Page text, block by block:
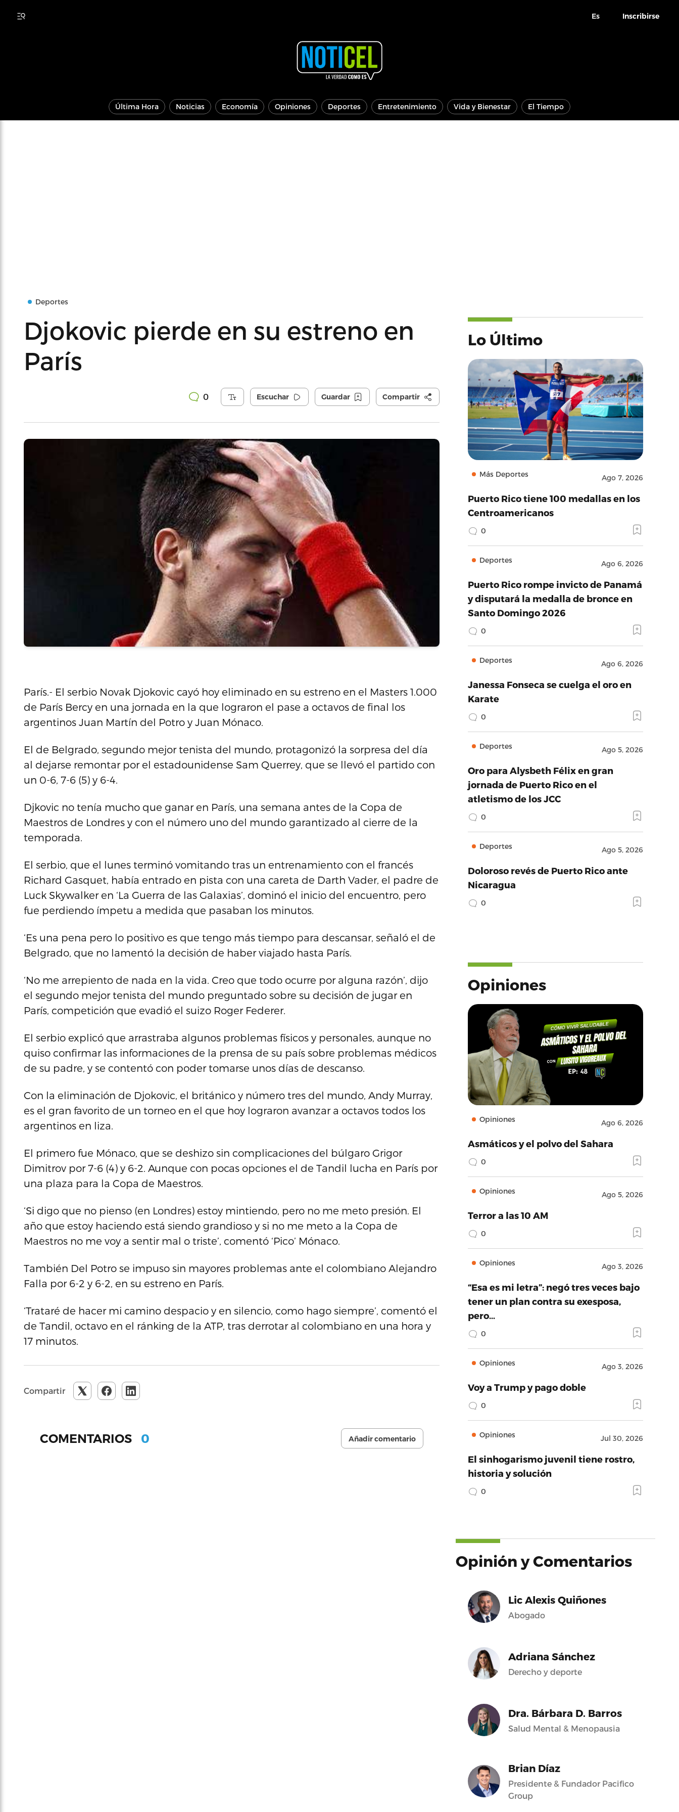
Es Inscribirse
Última Hora Noticias Economía Opiniones Deportes Entretenimiento Vida y Bienestar El Tiempo
Deportes
Djokovic pierde en su estreno en
París
0 Escuchar Guardar Compartir
París.- El serbio Novak Djokovic cayó hoy eliminado en su estreno en el Masters 1.000
de París Bercy en una jornada en la que lograron el pase a octavos de final los
argentinos Juan Martín del Potro y Juan Mónaco.
El de Belgrado, segundo mejor tenista del mundo, protagonizó la sorpresa del día
al dejarse remontar por el estadounidense Sam Querrey, que se llevó el partido con
un 0-6, 7-6 (5) y 6-4.
Djkovic no tenía mucho que ganar en París, una semana antes de la Copa de
Maestros de Londres y con el número uno del mundo garantizado al cierre de la
temporada.
El serbio, que el lunes terminó vomitando tras un entrenamiento con el francés
Richard Gasquet, había entrado en pista con una careta de Darth Vader, el padre de
Luck Skywalker en ‘La Guerra de las Galaxias’, dominó el inicio del encuentro, pero
fue perdiendo ímpetu a medida que pasaban los minutos.
‘Es una pena pero lo positivo es que tengo más tiempo para descansar, señaló el de
Belgrado, que no lamentó la decisión de haber viajado hasta París.
‘No me arrepiento de nada en la vida. Creo que todo ocurre por alguna razón’, dijo
el segundo mejor tenista del mundo preguntado sobre su decisión de jugar en
París, competición que evadió el suizo Roger Federer.
El serbio explicó que arrastraba algunos problemas físicos y personales, aunque no
quiso confirmar las informaciones de la prensa de su país sobre problemas médicos
de su padre, y se contentó con poder tomarse unos días de descanso.
Con la eliminación de Djokovic, el británico y número tres del mundo, Andy Murray,
es el gran favorito de un torneo en el que hoy lograron avanzar a octavos todos los
argentinos en liza.
El primero fue Mónaco, que se deshizo sin complicaciones del búlgaro Grigor
Dimitrov por 7-6 (4) y 6-2. Aunque con pocas opciones el de Tandil lucha en París por
una plaza para la Copa de Maestros.
‘Si digo que no pienso (en Londres) estoy mintiendo, pero no me meto presión. El
año que estoy haciendo está siendo grandioso y si no me meto a la Copa de
Maestros no me voy a sentir mal o triste’, comentó ‘Pico’ Mónaco.
También Del Potro se impuso sin mayores problemas ante el colombiano Alejandro
Falla por 6-2 y 6-2, en su estreno en París.
‘Trataré de hacer mi camino despacio y en silencio, como hago siempre’, comentó el
de Tandil, octavo en el ránking de la ATP, tras derrotar al colombiano en una hora y
17 minutos.
Compartir
COMENTARIOS 0 Añadir comentario
Lo Último
Más Deportes Ago 7, 2026
Puerto Rico tiene 100 medallas en los
Centroamericanos
0
Deportes Ago 6, 2026
Puerto Rico rompe invicto de Panamá
y disputará la medalla de bronce en
Santo Domingo 2026
0
Deportes Ago 6, 2026
Janessa Fonseca se cuelga el oro en
Karate
0
Deportes Ago 5, 2026
Oro para Alysbeth Félix en gran
jornada de Puerto Rico en el
atletismo de los JCC
0
Deportes Ago 5, 2026
Doloroso revés de Puerto Rico ante
Nicaragua
0
Opiniones
Opiniones Ago 6, 2026
Asmáticos y el polvo del Sahara
0
Opiniones Ago 5, 2026
Terror a las 10 AM
0
Opiniones Ago 3, 2026
“Esa es mi letra”: negó tres veces bajo
tener un plan contra su exesposa,
pero…
0
Opiniones Ago 3, 2026
Voy a Trump y pago doble
0
Opiniones Jul 30, 2026
El sinhogarismo juvenil tiene rostro,
historia y solución
0
Opinión y Comentarios
Lic Alexis Quiñones
Abogado
Adriana Sánchez
Derecho y deporte
Dra. Bárbara D. Barros
Salud Mental & Menopausia
Brian Díaz
Presidente & Fundador Pacifico
Group